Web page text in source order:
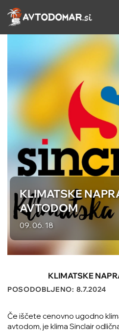
Preskoči
na
KLIMATSKE
AVTODOM
09. 06. 18
KLIMATSKE
POSODOBLJENO: 8.7.2024
Če iščete cenovno ugodno
avtodom, je klima Sinclair